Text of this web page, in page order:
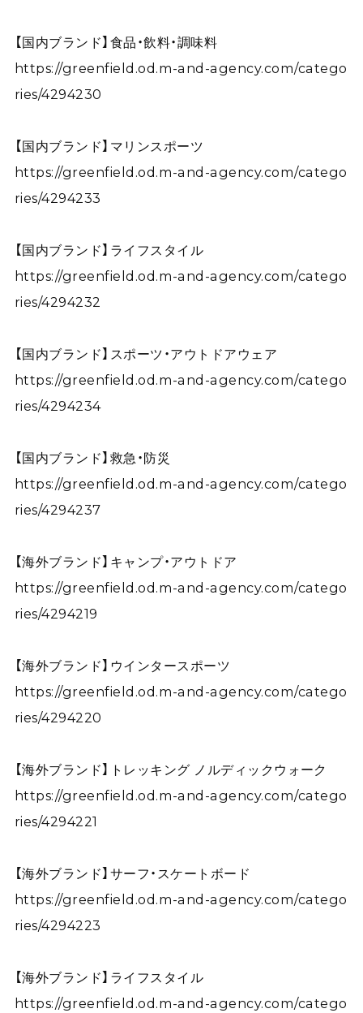
【国内ブランド】食品・飲料・調味料
https://greenfield.od.m-and-agency.com/catego
ries/4294230
【国内ブランド】マリンスポーツ
https://greenfield.od.m-and-agency.com/catego
ries/4294233
【国内ブランド】ライフスタイル
https://greenfield.od.m-and-agency.com/catego
ries/4294232
【国内ブランド】スポーツ・アウトドアウェア
https://greenfield.od.m-and-agency.com/catego
ries/4294234
【国内ブランド】救急・防災
https://greenfield.od.m-and-agency.com/catego
ries/4294237
【海外ブランド】キャンプ・アウトドア
https://greenfield.od.m-and-agency.com/catego
ries/4294219
【海外ブランド】ウインタースポーツ
https://greenfield.od.m-and-agency.com/catego
ries/4294220
【海外ブランド】トレッキング ノルディックウォーク
https://greenfield.od.m-and-agency.com/catego
ries/4294221
【海外ブランド】サーフ・スケートボード
https://greenfield.od.m-and-agency.com/catego
ries/4294223
【海外ブランド】ライフスタイル
https://greenfield.od.m-and-agency.com/catego